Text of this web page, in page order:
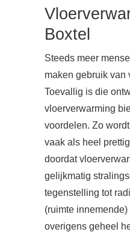
Boxtel
Steeds meer
maken gebruik van
Toevallig is die
vloerverwarming
voordelen. Zo
vaak als heel
doordat
gelijkmatig
tegenstelling tot
(ruimte
overigens geheel